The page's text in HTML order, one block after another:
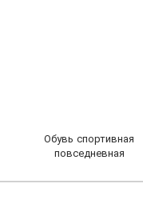
Обувь спортивная
повседневная